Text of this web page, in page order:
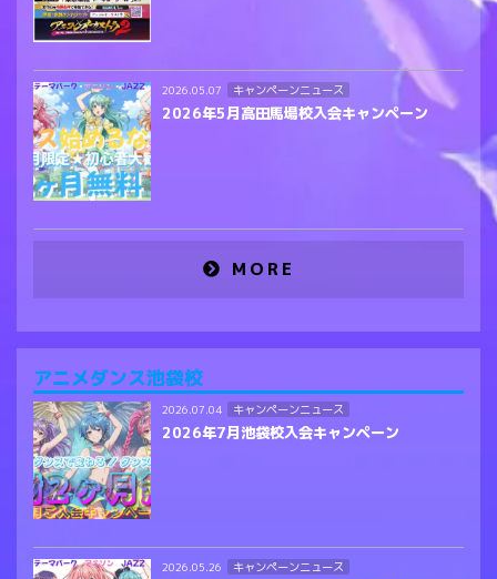
2026.05.07 キャンペーンニュース
2026年5月高田馬場校入会キャンペーン
MORE
アニメダンス池袋校
2026.07.04 キャンペーンニュース
2026年7月池袋校入会キャンペーン
2026.05.26 キャンペーンニュース